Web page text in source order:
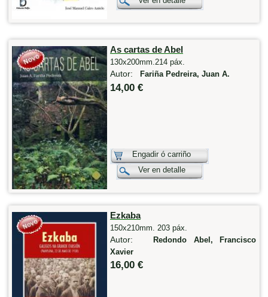
As cartas de Abel
130x200mm.214 páx.
Autor: Fariña Pedreira, Juan A.
14,00 €
Engadir ó carriño
Ver en detalle
Ezkaba
150x210mm. 203 páx.
Autor:Redondo Abel, Francisco
Xavier
16,00 €